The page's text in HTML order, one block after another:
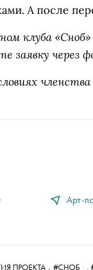
А после
клуба
заявку через
Арт-
ПРОЕКТА , #СНОБ ,